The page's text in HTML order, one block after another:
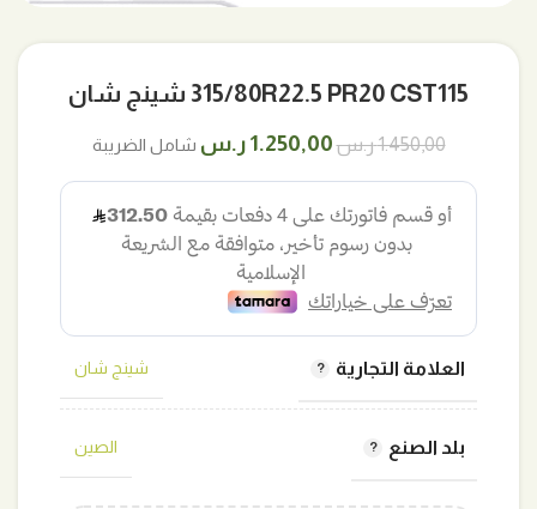
315/80R22.5 PR20 CST115 شينج شان
1.450,00ر.سالسعر
1.450,00 ر.س.
1.250,00 ر.س السعر
1.250,00 ر.س.
شامل الضريبة
العلامة التجارية شينج شان
بلد الصنع الصين